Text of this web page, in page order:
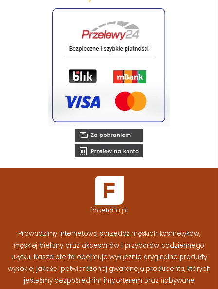
facetaria.pl
Prowadzimy internetową sprzedaż męskich kosmetyków,
męskiej bielizny oraz akcesoriów i przyborów codziennego
użytku. Nasza oferta obejmuje wyłącznie oryginalne produkty
wysokiej jakości potwierdzonej gwarancją producenta, których
jesteśmy bezpośrednim importerem oraz nabywane